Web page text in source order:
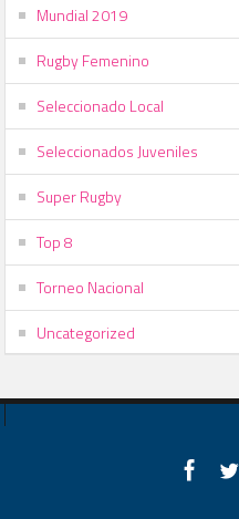
Mundial 2019
Rugby Femenino
Seleccionado Local
Seleccionados Juveniles
Super Rugby
Top 8
Torneo Nacional
Uncategorized